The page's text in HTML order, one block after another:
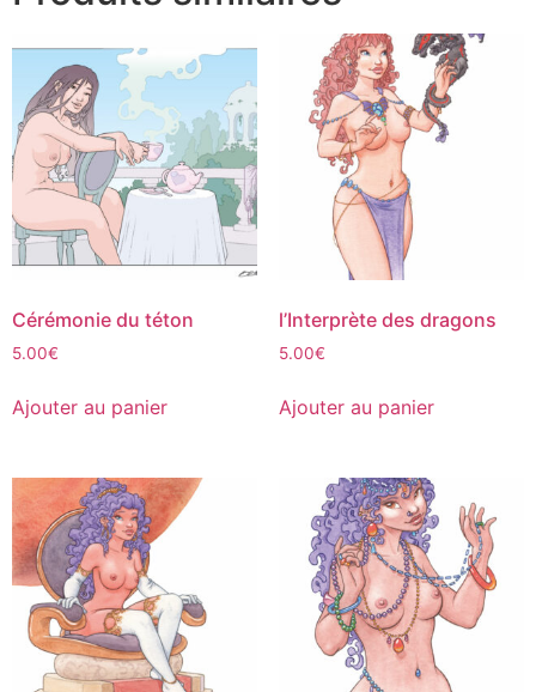
Cérémonie du téton
5.00€
Ajouter au panier
l’Interprète des dragons
5.00€
Ajouter au panier